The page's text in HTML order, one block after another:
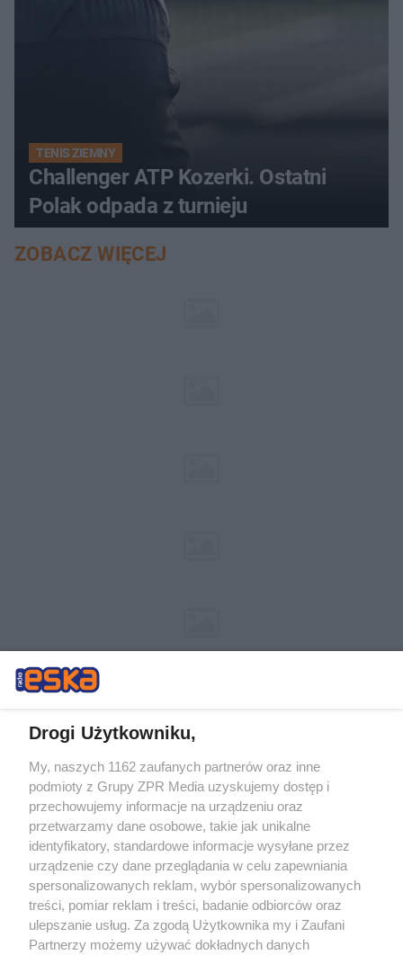
TENIS ZIEMNY
Challenger ATP Kozerki. Ostatni
Polak odpada z turnieju
ZOBACZ WIĘCEJ
Żaden utwór zamieszczony w serwisie nie może być powielany i
rozpowszechniany lub dalej rozpowszechniany w jakikolwiek sposób (w
tym także elektroniczny lub mechaniczny) na jakimkolwiek polu
eksploatacji w jakiejkolwiek formie, włącznie z umieszczaniem w
Internecie bez pisemnej zgody właściciela praw. Jakiekolwiek użycie lub
wykorzystanie utworów w całości lub w części z naruszeniem prawa,
tzn. bez właściwej zgody, jest zabronione pod groźbą kary i może być
ścigane prawnie.
Drogi Użytkowniku,
My, naszych 1162 zaufanych partnerów oraz inne
podmioty z Grupy ZPR Media uzyskujemy dostęp i
przechowujemy informacje na urządzeniu oraz
przetwarzamy dane osobowe, takie jak unikalne
identyfikatory, standardowe informacje wysyłane przez
urządzenie czy dane przeglądania w celu zapewniania
spersonalizowanych reklam, wybór spersonalizowanych
treści, pomiar reklam i treści, badanie odbiorców oraz
ulepszanie usług. Za zgodą Użytkownika my i Zaufani
Partnerzy możemy używać dokładnych danych